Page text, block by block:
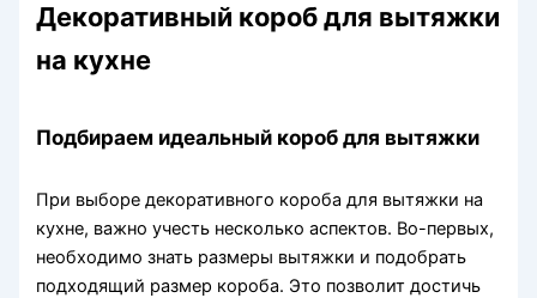
Декоративный короб для вытяжки
на кухне
Подбираем идеальный короб для вытяжки
При выборе декоративного короба для вытяжки на
кухне, важно учесть несколько аспектов. Во-первых,
необходимо знать размеры вытяжки и подобрать
подходящий размер короба. Это позволит достичь